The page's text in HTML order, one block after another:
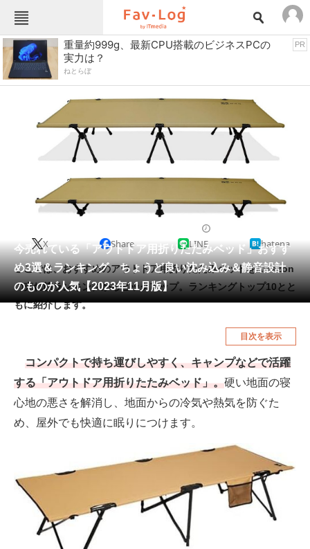
Fav-Logカテゴリー一覧
TOP
インテリア・収納 おもちゃ・ホビー
ゲーム
スイーツ・お菓子
スポーツ・レジャー
ペット 家電
工具・DIY 本・DVD・CD
生活家電 生活用品
車・バイク
釣り具・釣り用品 食品・飲料・お酒
食器・グラス・カトラリー
注目記事を集めた総合ページ
ITの今と未来を見通す
スマホと通信の最新トレンド
重量約999g、最新CPU搭載のビジネスPCの
実力は？
ねとらぼ
PR
今売れている「アウトドア用折りたたみベッド」おすす
め3選＆ランキング ちょうど良い沈み込み＆静音設計
のものが人気【2023年11月版】
X Share LINE hatena
ここでは、おすすめのアウトドア用折りたたみベッドをAmazon
の売れ筋ランキングからピックアップ。ランキングトップ10とと
もに紹介します。
目次を表示
コンパクトで持ち運びしやすく、キャンプなどで活躍
する「アウトドア用折りたたみベッド」。硬い地面の寝
心地の悪さを解消し、地面からの冷気や熱気を防ぐた
め、屋外でも快適に眠りにつけます。